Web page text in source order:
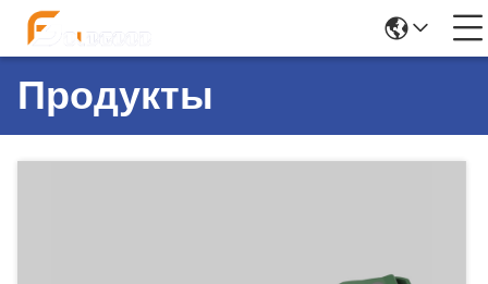
Продукты